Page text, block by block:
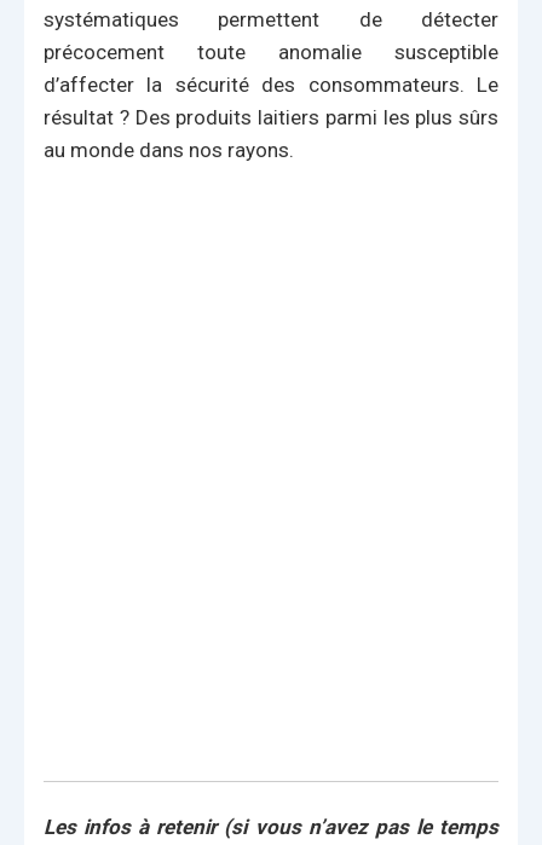
systématiques permettent de détecter
précocement toute anomalie susceptible
d’affecter la sécurité des consommateurs. Le
résultat ? Des produits laitiers parmi les plus sûrs
au monde dans nos rayons.
Les infos à retenir (si vous n’avez pas le temps